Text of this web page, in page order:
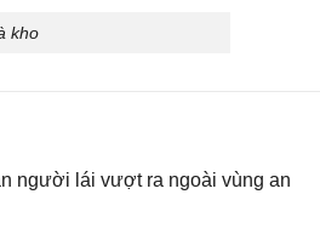
kho
người lái vượt ra ngoài vùng an